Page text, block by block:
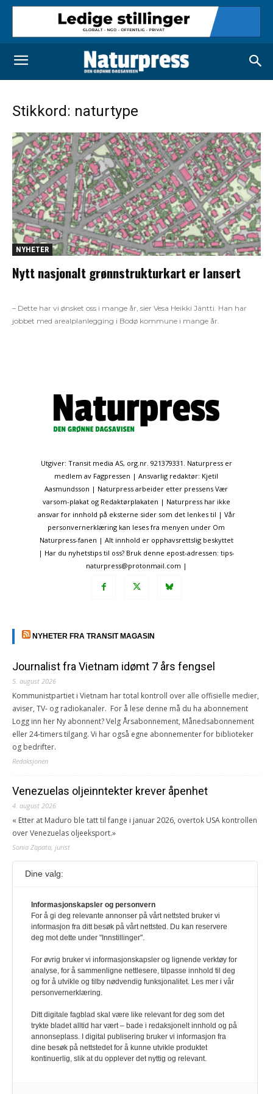
Stikkord: naturtype
NYHETER
Nytt nasjonalt grønnstrukturkart er lansert
– Dette har vi ønsket oss i mange år, sier Vesa Heikki Jäntti. Han har
jobbet med arealplanlegging i Bodø kommune i mange år.
Utgiver: Transit media AS, org.nr. 921379331. Naturpress er
medlem av Fagpressen | Ansvarlig redaktør: Kjetil
Aasmundsson | Naturpress arbeider etter pressens Vær
varsom-plakat og Redaktørplakaten | Naturpress har ikke
ansvar for innhold på eksterne sider som det lenkes til | Vår
personvernerklæring kan leses fra menyen under Om
Naturpress-fanen | Alt innhold er opphavsrettslig beskyttet
| Har du nyhetstips til oss? Bruk denne epost-adressen: tips-
naturpress@protonmail.com |
NYHETER FRA TRANSIT MAGASIN
Journalist fra Vietnam idømt 7 års fengsel
5. august 2026
Kommunistpartiet i Vietnam har total kontroll over alle offisielle medier,
aviser, TV- og radiokanaler. For å lese denne må du ha abonnement
Logg inn her Ny abonnent? Velg Årsabonnement, Månedsabonnement
eller 24-timers tilgang. Vi har også egne abonnementer for biblioteker
og bedrifter.
Redaksjonen
Venezuelas oljeinntekter krever åpenhet
4. august 2026
« Etter at Maduro ble tatt til fange i januar 2026, overtok USA kontrollen
over Venezuelas oljeeksport.»
Sonia Zapata, jurist
117,8 millioner er på flukt, en nedgang fra forrige
1. august 2026
Ville ha tilsvart verdens trettende største land i folketall. For å lese
denne må du ha abonnement Logg inn her Ny abonnent? Velg
også egne abonnementer for biblioteker og bedrifter.
Redaksjonen
Dine valg:
Informasjonskapsler og personvern
For å gi deg relevante annonser på vårt nettsted bruker vi
informasjon fra ditt besøk på vårt nettsted. Du kan reservere
deg mot dette under "Innstillinger".
For øvrig bruker vi informasjonskapsler og lignende verktøy for
analyse, for å sammenligne nettlesere, tilpasse innhold til deg
og for å utvikle og tilby nødvendig funksjonalitet. Les mer i vår
personvernerklæring.
Ditt digitale fagblad skal være like relevant for deg som det
trykte bladet alltid har vært – bade i redaksjonelt innhold og på
annonseplass. I digital publisering bruker vi informasjon fra
dine besøk på nettstedet for å kunne utvikle produktet
kontinuerlig, slik at du opplever det nyttig og relevant.